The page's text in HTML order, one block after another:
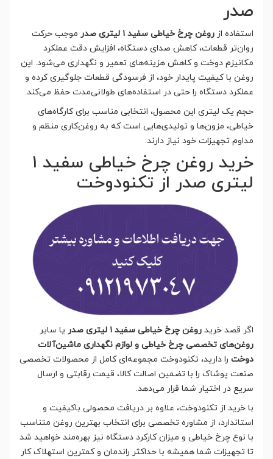
صدر
استفاده از روغن چرخ خیاطی سفید ۱ لیتری صدر
موجب حرکت
روان‌تر قطعات، کاهش صدای دستگاه، افزایش دقت عملکرد
مکانیزم دوخت و کاهش هزینه‌های تعمیر و نگهداری می‌شود. این
روغن با کیفیت پایدار خود، از فرسودگی قطعات جلوگیری کرده و
عملکرد دستگاه را حتی در استفاده‌های طولانی‌مدت حفظ می‌کند.
حجم یک لیتری این محصول، انتخابی مناسب برای کارگاه‌های
خیاطی، مزون‌ها و تولیدی‌هایی است که به روغن‌کاری منظم و
مداوم تجهیزات خود نیاز دارند.
خرید روغن چرخ خیاطی سفید ۱
لیتری صدر از تکنودوخت
اگر قصد خرید روغن چرخ خیاطی سفید ۱ لیتری صدر
یا سایر
روغن‌های تخصصی چرخ خیاطی و لوازم نگهداری ماشین‌آلات
دوخت را دارید، تکنودوخت مجموعه‌ای کامل از محصولات تخصصی
صنعت پوشاک را با تضمین اصالت کالا، قیمت رقابتی و ارسال
سریع در اختیار شما قرار می‌دهد.
با خرید از تکنودوخت، علاوه بر دریافت محصولی باکیفیت و
استاندارد، از مشاوره تخصصی برای انتخاب بهترین روغن متناسب
با نوع چرخ خیاطی و میزان کارکرد دستگاه نیز بهره‌مند خواهید شد
تا تجهیزات شما همیشه با حداکثر راندمان و کمترین استهلاک کار